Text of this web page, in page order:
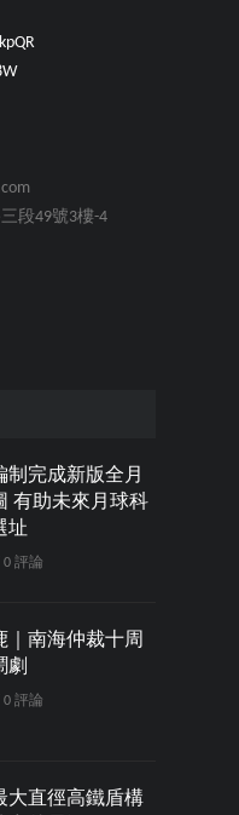
段49號3樓-4
制完成新版全月
有助未來月球科
址
0 評論
｜南海仲裁十周
劇
0 評論
大直徑高鐵盾構